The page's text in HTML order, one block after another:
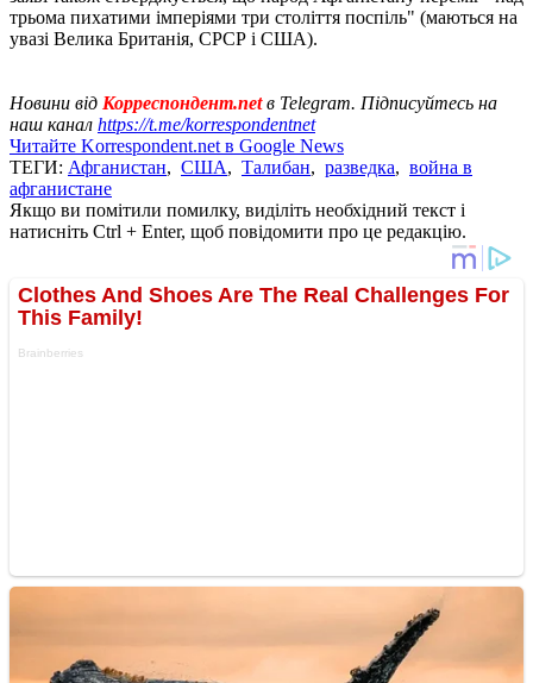
трьома пихатими імперіями три століття поспіль" (маються на
увазі Велика Британія, СРСР і США).
Новини від Корреспондент.netв Telegram. Підписуйтесь на
наш канал https://t.me/korrespondentnet
Читайте Korrespondent.net в Google News
ТЕГИ: Афганистан, США, Талибан, разведка, война в
афганистане
Якщо ви помітили помилку, виділіть необхідний текст і
натисніть Ctrl + Enter, щоб повідомити про це редакцію.